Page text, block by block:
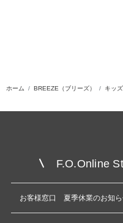
ホーム BREEZE（ブリーズ） キッ
F.O.Online
お客様窓口 夏季休業のお知